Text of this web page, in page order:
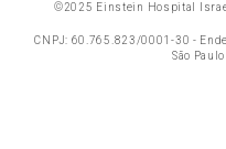
©2025 Einstein Hospital
CNPJ: 60.765.823/0001-30 -
São